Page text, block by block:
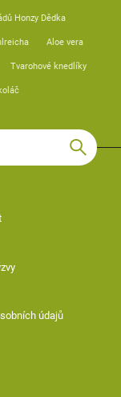
Honzy Dědka
Aloe vera
Tvarohové knedlíky
údajů